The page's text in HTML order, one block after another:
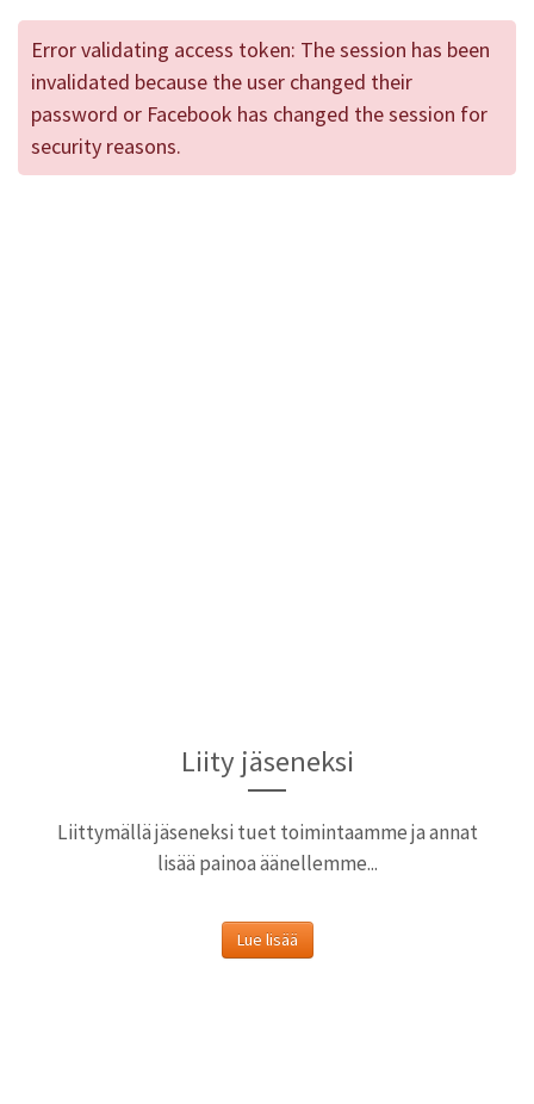
Error validating access token: The session has been
invalidated because the user changed their
password or Facebook has changed the session for
security reasons.
Liity jäseneksi
Liittymällä jäseneksi tuet toimintaamme ja annat
lisää painoa äänellemme...
Lue lisää